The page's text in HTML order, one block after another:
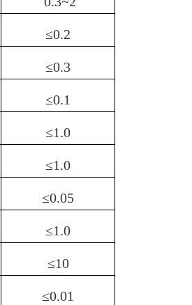
≤0.2
≤0.3
≤0.1
≤1.0
≤1.0
≤0.05
≤1.0
≤10
≤0.01